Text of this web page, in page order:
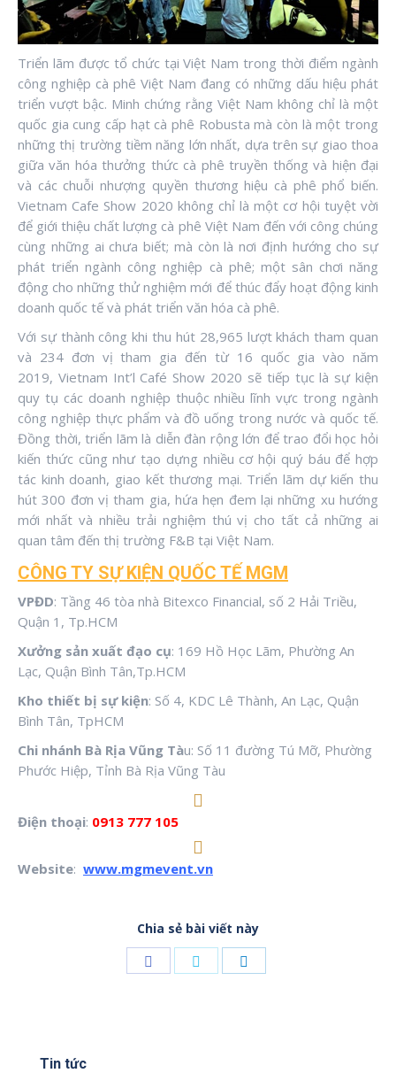
Triển lãm được tổ chức tại Việt Nam trong thời điểm ngành
công nghiệp cà phê Việt Nam đang có những dấu hiệu phát
triển vượt bậc. Minh chứng rằng Việt Nam không chỉ là một
quốc gia cung cấp hạt cà phê Robusta mà còn là một trong
những thị trường tiềm năng lớn nhất, dựa trên sự giao thoa
giữa văn hóa thưởng thức cà phê truyền thống và hiện đại
và các chuỗi nhượng quyền thương hiệu cà phê phổ biến.
Vietnam Cafe Show 2020 không chỉ là một cơ hội tuyệt vời
để giới thiệu chất lượng cà phê Việt Nam đến với công chúng
cùng những ai chưa biết; mà còn là nơi định hướng cho sự
phát triển ngành công nghiệp cà phê; một sân chơi năng
động cho những thử nghiệm mới để thúc đẩy hoạt động kinh
doanh quốc tế và phát triển văn hóa cà phê.
Với sự thành công khi thu hút 28,965 lượt khách tham quan
và 234 đơn vị tham gia đến từ 16 quốc gia vào năm
2019, Vietnam Int’l Café Show 2020 sẽ tiếp tục là sự kiện
quy tụ các doanh nghiệp thuộc nhiều lĩnh vực trong ngành
công nghiệp thực phẩm và đồ uống trong nước và quốc tế.
Đồng thời, triển lãm là diễn đàn rộng lớn để trao đổi học hỏi
kiến thức cũng như tạo dựng nhiều cơ hội quý báu để hợp
tác kinh doanh, giao kết thương mại. Triển lãm dự kiến thu
hút 300 đơn vị tham gia, hứa hẹn đem lại những xu hướng
mới nhất và nhiều trải nghiệm thú vị cho tất cả những ai
quan tâm đến thị trường F&B tại Việt Nam.
CÔNG TY SỰ KIỆN QUỐC TẾ MGM
VPĐD: Tầng 46 tòa nhà Bitexco Financial, số 2 Hải Triều,
Quận 1, Tp.HCM
Xưởng sản xuất đạo cụ: 169 Hồ Học Lãm, Phường An
Lạc, Quận Bình Tân,Tp.HCM
Kho thiết bị sự kiện: Số 4, KDC Lê Thành, An Lạc, Quận
Bình Tân, TpHCM
Chi nhánh Bà Rịa Vũng Tàu: Số 11 đường Tú Mỡ, Phường
Phước Hiệp, Tỉnh Bà Rịa Vũng Tàu
Điện thoại: 0913 777 105
Website: www.mgmevent.vn
Chia sẻ bài viết này
Tin tức